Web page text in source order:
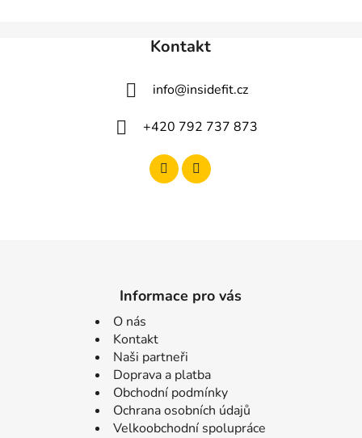
Kontakt
info@insidefit.cz
+420 792 737 873
Informace pro vás
O nás
Kontakt
Naši partneři
Doprava a platba
Obchodní podmínky
Ochrana osobních údajů
Velkoobchodní spolupráce